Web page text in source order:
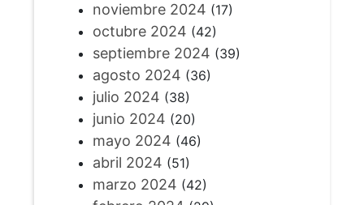
noviembre 2024 (17)
octubre 2024 (42)
septiembre 2024 (39)
agosto 2024 (36)
julio 2024 (38)
junio 2024 (20)
mayo 2024 (46)
abril 2024 (51)
marzo 2024 (42)